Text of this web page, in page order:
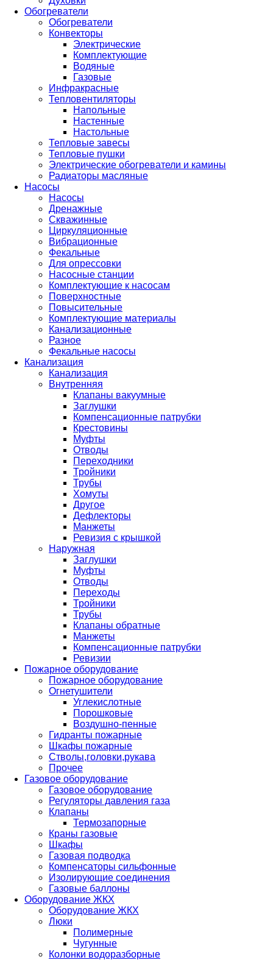
Обогреватели
Обогреватели
Конвекторы
Электрические
Комплектующие
Водяные
Газовые
Инфракрасные
Тепловентиляторы
Напольные
Настенные
Настольные
Тепловые завесы
Тепловые пушки
Электрические обогреватели и камины
Радиаторы масляные
Насосы
Насосы
Дренажные
Скважинные
Циркуляционные
Вибрационные
Фекальные
Для опрессовки
Насосные станции
Комплектующие к насосам
Поверхностные
Повысительные
Комплектующие материалы
Канализационные
Разное
Фекальные насосы
Канализация
Канализация
Внутренняя
Клапаны вакуумные
Заглушки
Компенсационные патрубки
Крестовины
Муфты
Отводы
Переходники
Тройники
Трубы
Хомуты
Другое
Дефлекторы
Манжеты
Ревизия с крышкой
Наружная
Заглушки
Муфты
Отводы
Переходы
Тройники
Трубы
Клапаны обратные
Манжеты
Компенсационные патрубки
Ревизии
Пожарное оборудование
Пожарное оборудование
Огнетушители
Углекислотные
Порошковые
Воздушно-пенные
Гидранты пожарные
Шкафы пожарные
Стволы,головки,рукава
Прочее
Газовое оборудование
Газовое оборудование
Регуляторы давления газа
Клапаны
Термозапорные
Краны газовые
Шкафы
Газовая подводка
Компенсаторы сильфонные
Изолирующие соединения
Газовые баллоны
Оборудование ЖКХ
Оборудование ЖКХ
Люки
Полимерные
Чугунные
Колонки водоразборные